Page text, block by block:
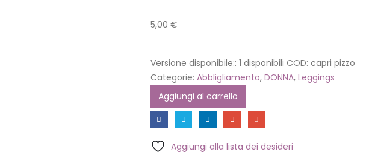
5,00 €
Versione disponibile:: 1 disponibili COD: capri pizzo
Categorie: Abbligliamento, DONNA, Leggings
Aggiungi al carrello
Aggiungi alla lista dei desideri